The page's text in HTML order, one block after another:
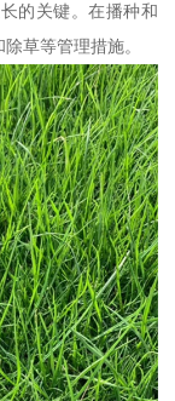
的关键。在播种和
草等管理措施。